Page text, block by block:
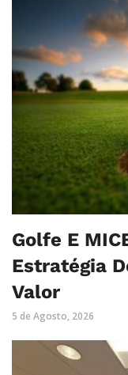
Golfe E
Estratégia
Valor
5 de Agosto, 2026